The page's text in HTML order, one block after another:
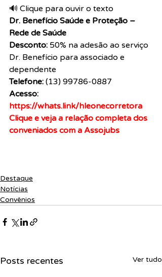
🔊 Clique para ouvir o texto
Dr. Benefício Saúde e Proteção –
Rede de Saúde
Desconto: 50% na adesão ao serviço
Dr. Benefício para associado e
dependente
Telefone: (13) 99786-0887
Acesso:
https://whats.link/hleonecorretora
Clique e veja a relação completa dos
conveniados com a Assojubs
Destaque
Notícias
Convênios
Posts recentes Ver tudo